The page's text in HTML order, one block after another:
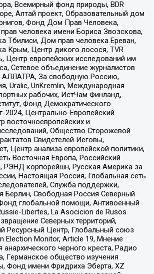
Всемирный фонд природы, BDR
Алтай проект, Образовательный дом
Фонд Дом Прав Человека,
человека имени Бориса Звозскова,
Тбилиси, Дом прав человека Ереван,
Крым, Центр дикого лосося, TVR
Центр европейских исследований им
Сетевое объединение журналистов
АЛЛАТРА, За свободную Россию,
Uralic, UnKremlin, Международная
рабочих, ИстЧам Финланд,
Фонд Демократического
2024, Центрально-Европейский
восточноевропейских и
Общество Сторожевой
Свидетелей Иеговы,
Центр анализа европейской политики,
Восточная Европа, Российский
РЭНД корпорейшн, Русская Америка за
Настоящая Россия, Глобальная сеть
Служба поддержки,
Берлин, Свободная Россия Северный
глобальной помощи, Антивоенный
Libertes, La Asocicion de Rusos
Северных территорий,
Ресурсный Центр, Глобальный союз
Election Monitor, Article 19, Мнение
черного креста, Радио
Германское общество изучения
Фонд имени Фридриха Эберта, XZ